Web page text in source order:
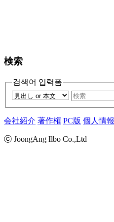
検索
검색어 입력폼
会社紹介 著作権 PC版 個人情報
ⓒ JoongAng Ilbo Co.,Ltd